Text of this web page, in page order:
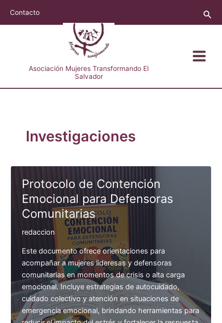
Contacto
Asociación Mujeres Transformando El
Salvador
Investigaciones
Protocolo de Contención
Emocional para Defensoras
Comunitarias
redaccion
Este documento ofrece orientaciones para
acompañar a mujeres lideresas y defensoras
comunitarias en momentos de crisis o alta carga
emocional. Incluye estrategias de autocuidado,
cuidado colectivo y atención en situaciones de
emergencia emocional, brindando herramientas para